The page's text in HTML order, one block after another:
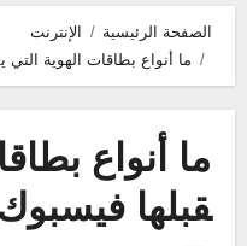
الصفحة الرئيسية
الإنترنت
ما أنواع بطاقات الهوية التي
ما أنواع
قبلها فيسبوك